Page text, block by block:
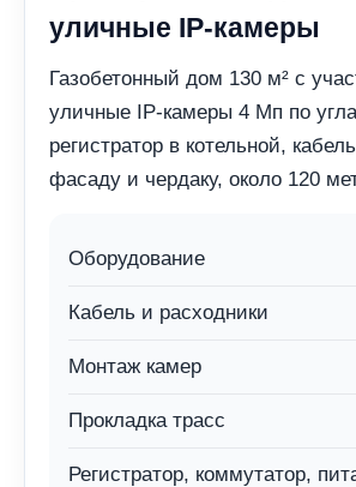
уличные IP-камеры
Газобетонный дом 130 м² с
уличные IP-камеры 4 Мп по
регистратор в котельной,
фасаду и чердаку, около 120
Оборудование
Кабель и расходники
Монтаж камер
Прокладка трасс
Регистратор, коммутатор,